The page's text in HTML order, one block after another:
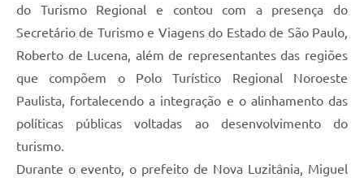
do Turismo Regional e contou com a presença do
Secretário de Turismo e Viagens do Estado de São Paulo,
Roberto de Lucena, além de representantes das regiões
que compõem o Polo Turístico Regional Noroeste
Paulista, fortalecendo a integração e o alinhamento das
políticas públicas voltadas ao desenvolvimento do
turismo.
Durante o evento, o prefeito de Nova Luzitânia, Miguel